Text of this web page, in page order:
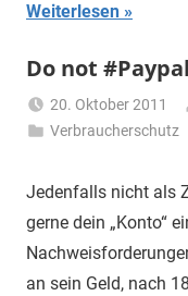
Weiterlesen
Do not #Paypal
20. Oktober 2011
Verbraucherschutz
Jedenfalls nicht als
gerne dein „Konto“
an sein Geld, nach